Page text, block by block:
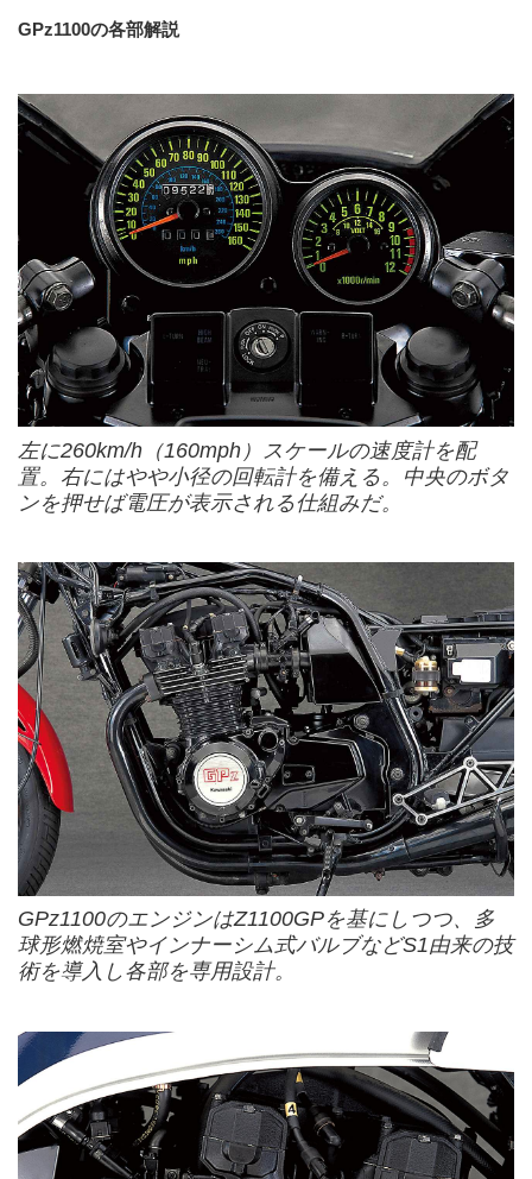
GPz1100の各部解説
左に260km/h（160mph）スケールの速度計を配
置。右にはやや小径の回転計を備える。中央のボタ
ンを押せば電圧が表示される仕組みだ。
GPz1100のエンジンはZ1100GPを基にしつつ、多
球形燃焼室やインナーシム式バルブなどS1由来の技
術を導入し各部を専用設計。